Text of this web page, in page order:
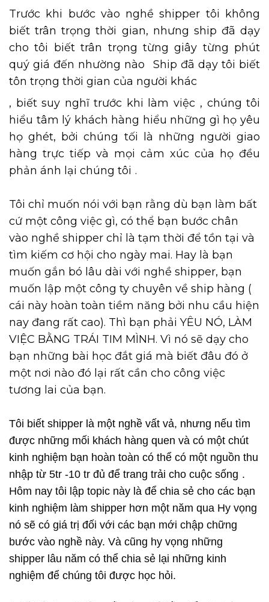
Trước khi bước vào nghề shipper tôi không
biết trân trọng thời gian, nhưng ship đã dạy
cho tôi biết trân trọng từng giây từng phút
quý giá đến nhường nào
Ship đã dạy tôi biết
tôn trọng thời gian của người khác
, biết suy nghĩ trước khi làm việc , chúng tôi
hiểu tâm lý khách hàng hiểu những gì họ yêu
họ ghét, bởi chúng tối là những người giao
hàng trực tiếp và mọi cảm xúc của họ đều
phản ánh lại chúng tôi .
Tôi chỉ muốn nói với bạn rằng dù bạn làm bất
cứ một công việc gì, có thể bạn bước chân
vào nghề shipper chỉ là tạm thời để tồn tại và
tìm kiếm cơ hội cho ngày mai. Hay là bạn
muốn gắn bó lâu dài với nghề shipper, bạn
muốn lập một công ty chuyên về ship hàng (
cái này hoàn toàn tiềm năng bởi nhu cầu hiện
nay đang rất cao). Thì bạn phải YÊU NÓ, LÀM
VIỆC BẰNG TRÁI TIM MÌNH. Vì nó sẽ dạy cho
bạn những bài học đắt giá mà biết đâu đó ở
một nơi nào đó lại rất cần cho công việc
tương lai của bạn.
Tôi biết shipper là một nghề vất vả, nhưng nếu tìm
được những mối khách hàng quen và có một chút
kinh nghiệm bạn hoàn toàn có thể có một nguồn thu
nhập từ 5tr -10 tr đủ để trang trải cho cuộc sống .
Hôm nay tôi lập topic này là để chia sẻ cho các bạn
kinh nghiệm làm shipper hơn một năm qua Hy vọng
nó sẽ có giá trị đối với các bạn mới chập chững
bước vào nghề này. Và cũng hy vọng những
shipper lâu năm có thể chia sẻ lại những kinh
nghiệm để chúng tôi được học hỏi.